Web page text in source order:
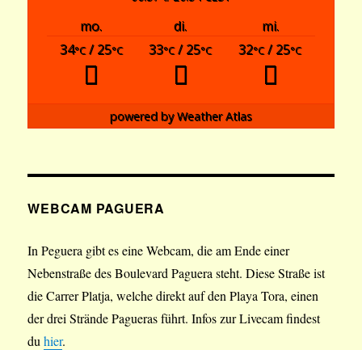
mo. di.
mi.
34°C/ 25°C 33°C/ 25°C 32°C/ 25°C
powered byWeather Atlas
WEBCAM PAGUERA
In Peguera gibt es eine Webcam, die am Ende einer
Nebenstraße des Boulevard Paguera steht. Diese Straße ist
die Carrer Platja, welche direkt auf den Playa Tora, einen
der drei Strände Pagueras führt. Infos zur Livecam findest
duhier.